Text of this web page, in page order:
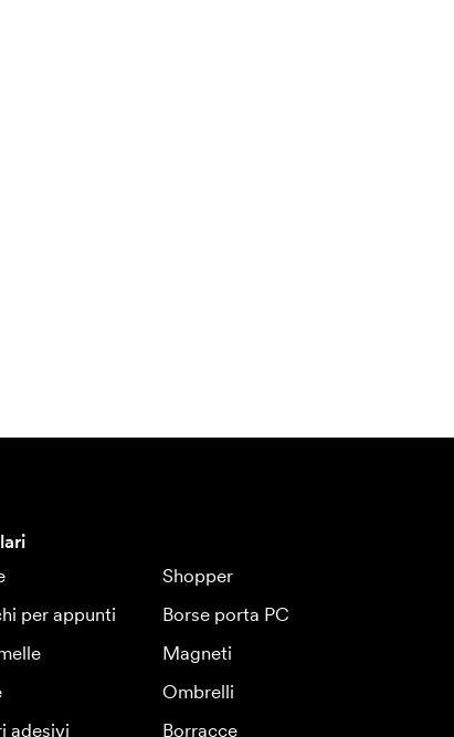
Shopper
per appunti
Borse porta PC
Magneti
Ombrelli
adesivi
Borracce